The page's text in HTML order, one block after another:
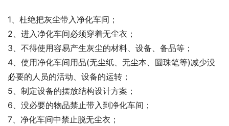
1、杜绝把灰尘带入净化车间；
2、进入净化车间必须穿着无尘衣；
3、不得使用容易产生灰尘的材料、设备、备品等；
4、使用净化车间用品(无尘纸、无尘本、圆珠笔等)减少没
必要的人员的活动、设备的运转；
5、制定设备的摆放结构设计方案；
6、没必要的物品禁止带入到净化车间；
7、净化车间中禁止脱无尘衣；